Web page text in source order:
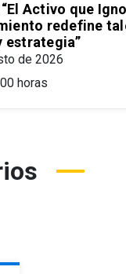
Activo que
redefine
estrategia”
de 2026
horas